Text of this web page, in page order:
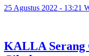
25 Agustus 2022 - 13:21
KALLA Serang